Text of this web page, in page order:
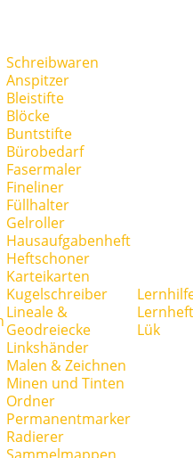
Schreibwaren
Anspitzer
Bleistifte
Blöcke
Buntstifte
Bürobedarf
Fasermaler
Fineliner
Füllhalter
Gelroller
Hausaufgabenheft
Heftschoner
Karteikarten
Kugelschreiber
Lineale &
Geodreiecke
Linkshänder
Malen & Zeichnen
Minen und Tinten
Ordner
Permanentmarker
Radierer
Lük